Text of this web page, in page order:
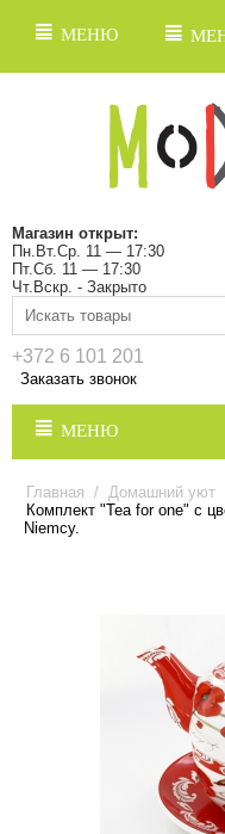
МЕНЮ
Магазин открыт:
Пн.Вт.Ср. 11 — 17:30
Пт.Сб. 11 — 17:30
Чт.Вскр. - Закрыто
+372 6 101 201
Заказать звонок
МЕНЮ
Главная / Домашний уют
Комплект "Tea for one" с
Niemcy.